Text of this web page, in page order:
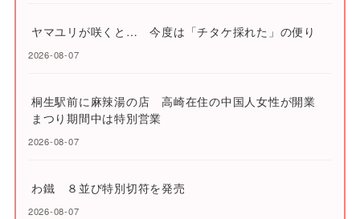
ヤマユリが咲くと… 今度は「チタケ採れた」の便り
2026-08-07
桐生駅前に麻辣湯の店 高崎在住の中国人女性が開業
まつり期間中は特別営業
2026-08-07
わ鐵 ８並び特別切符を発売
2026-08-07